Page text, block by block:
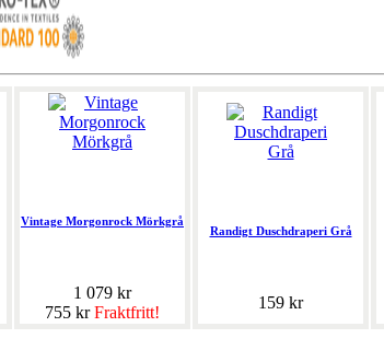
Vintage Morgonrock Mörkgrå
1 079 kr
755 krFraktfritt!
Randigt Duschdraperi Grå
159 kr